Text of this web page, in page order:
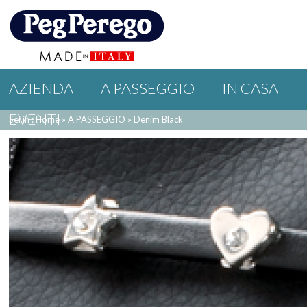
AZIENDA A PASSEGGIO IN CASA
EVENTI
Sei in : Home »A PASSEGGIO » Denim Black